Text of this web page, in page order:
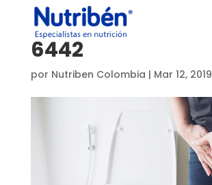
6442
por Nutriben Colombia | Mar 12, 2019